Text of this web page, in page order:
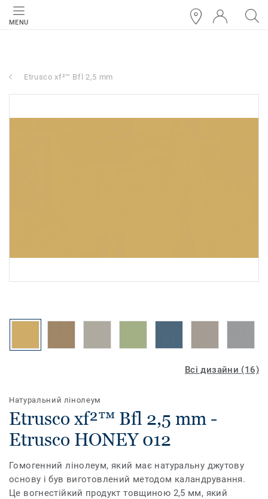
MENU
Etrusco xf²™ Bfl 2,5 mm
Всі дизайни (16)
Натуральний лінолеум
Etrusco xf²™ Bfl 2,5 mm -
Etrusco HONEY 012
Гомогенний лінолеум, який має натуральну джутову
основу і був виготовлений методом каландрування.
Це вогнестійкий продукт товщиною 2,5 мм, який